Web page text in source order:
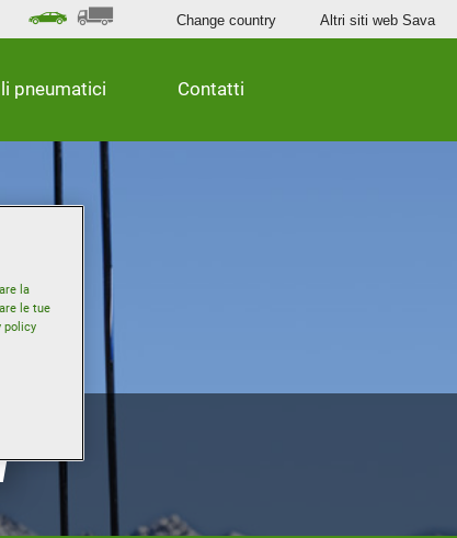
pneumatici Contatti
Change country Altri siti web Sava
la
le tue
policy